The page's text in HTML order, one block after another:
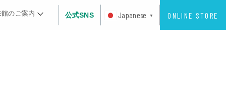
館のご案内 公式SNS Japanese ▼ ONLINE STORE